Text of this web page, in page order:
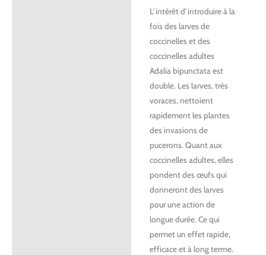
L’intérêt d’introduire à la
fois des larves de
coccinelles et des
coccinelles adultes
Adalia bipunctata est
double. Les larves, très
voraces, nettoient
rapidement les plantes
des invasions de
pucerons. Quant aux
coccinelles adultes, elles
pondent des œufs qui
donneront des larves
pour une action de
longue durée. Ce qui
permet un effet rapide,
efficace et à long terme.